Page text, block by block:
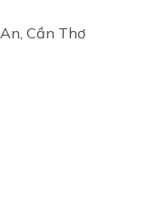
TOTO giúp tay
tiếng ồn khi sử
điều chỉnh
đường nét cắt
Cần Thơ